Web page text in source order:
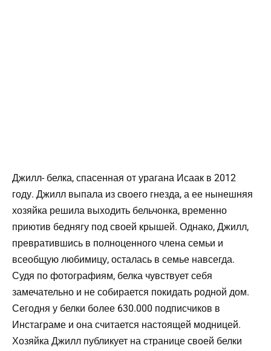
Джилл- белка, спасенная от урагана Исаак в 2012
году. Джилл выпала из своего гнезда, а ее нынешняя
хозяйка решила выходить бельчонка, временно
приютив беднягу под своей крышей. Однако, Джилл,
превратившись в полноценного члена семьи и
всеобщую любимицу, осталась в семье навсегда.
Судя по фотографиям, белка чувствует себя
замечательно и не собирается покидать родной дом.
Сегодня у белки более 630.000 подписчиков в
Инстаграме и она считается настоящей модницей.
Хозяйка Джилл публикует на странице своей белки